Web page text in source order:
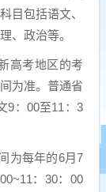
目包括语文、
、政治等。
高考地区的考
为准。普通省
9：00至11：3
为每年的6月7
：30：00